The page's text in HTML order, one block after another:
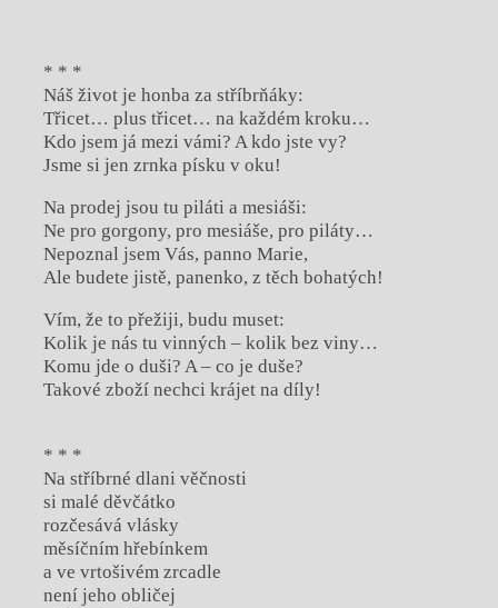
* * *
Náš život je honba za stříbrňáky:
Třicet… plus třicet… na každém kroku…
Kdo jsem já mezi vámi? A kdo jste vy?
Jsme si jen zrnka písku v oku!
Na prodej jsou tu piláti a mesiáši:
Ne pro gorgony, pro mesiáše, pro piláty…
Nepoznal jsem Vás, panno Marie,
Ale budete jistě, panenko, z těch bohatých!
Vím, že to přežiji, budu muset:
Kolik je nás tu vinných – kolik bez viny…
Komu jde o duši? A – co je duše?
Takové zboží nechci krájet na díly!
* * *
Na stříbrné dlani věčnosti
si malé děvčátko
rozčesává vlásky
měsíčním hřebínkem
a ve vrtošivém zrcadle
není jeho obličej